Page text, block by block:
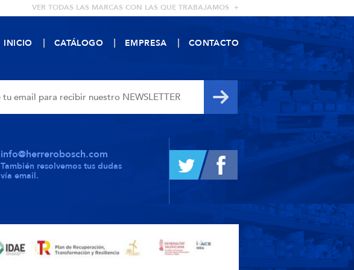
VER TODAS LAS MARCAS CON LAS QUE TRABAJAMOS +
INICIO CATÁLOGO EMPRESA CONTACTO
info@herrerobosch.com
También resolvemos tus dudas
vía email.